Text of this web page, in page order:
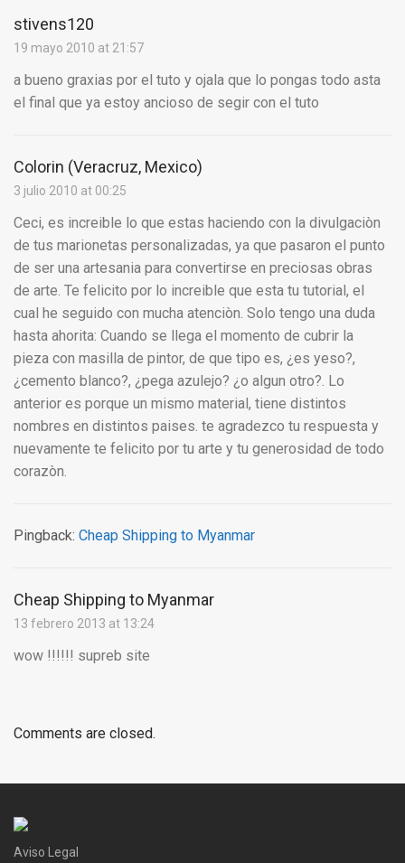
stivens120
19 mayo 2010 at 21:57
a bueno graxias por el tuto y ojala que lo pongas todo asta
el final que ya estoy ancioso de segir con el tuto
Colorin (Veracruz, Mexico)
3 julio 2010 at 00:25
Ceci, es increible lo que estas haciendo con la divulgaciòn
de tus marionetas personalizadas, ya que pasaron el punto
de ser una artesania para convertirse en preciosas obras
de arte. Te felicito por lo increible que esta tu tutorial, el
cual he seguido con mucha atenciòn. Solo tengo una duda
hasta ahorita: Cuando se llega el momento de cubrir la
pieza con masilla de pintor, de que tipo es, ¿es yeso?,
¿cemento blanco?, ¿pega azulejo? ¿o algun otro?. Lo
anterior es porque un mismo material, tiene distintos
nombres en distintos paises. te agradezco tu respuesta y
nuevamente te felicito por tu arte y tu generosidad de todo
corazòn.
Pingback: Cheap Shipping to Myanmar
Cheap Shipping to Myanmar
13 febrero 2013 at 13:24
wow !!!!!! supreb site
Comments are closed.
Aviso Legal